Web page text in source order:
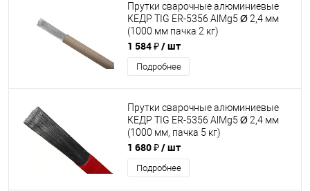
Прутки сварочные алюминиевые
КЕДР TIG ER-5356 AlMg5 Ø 2,4 мм
(1000 мм пачка 2 кг)
1 584 ₽/ шт
Подробнее
Прутки сварочные алюминиевые
КЕДР TIG ER-5356 AlMg5 Ø 2,4 мм
(1000 мм, пачка 5 кг)
1 680 ₽/ шт
Подробнее